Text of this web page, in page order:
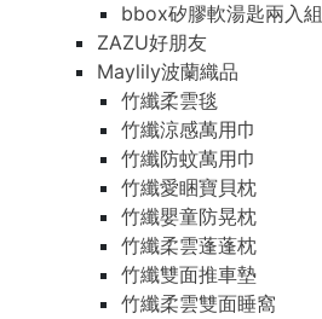
bbox矽膠軟湯匙兩入組
ZAZU好朋友
Maylily波蘭織品
竹纖柔雲毯
竹纖涼感萬用巾
竹纖防蚊萬用巾
竹纖愛睏寶貝枕
竹纖嬰童防晃枕
竹纖柔雲蓬蓬枕
竹纖雙面推車墊
竹纖柔雲雙面睡窩